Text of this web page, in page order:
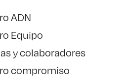
ADN
Equipo
y colaboradores
compromiso